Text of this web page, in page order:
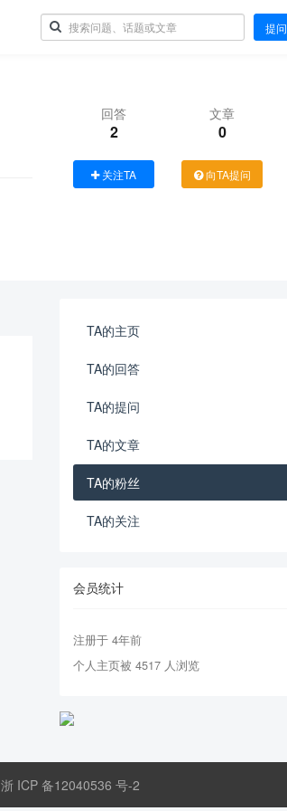
提问
回答
2
文章
0
关注TA 向TA提问
TA的主页
TA的回答
TA的提问
TA的文章
TA的粉丝
TA的关注
会员统计
注册于 4年前
个人主页被 4517 人浏览
浙 ICP 备12040536 号-2